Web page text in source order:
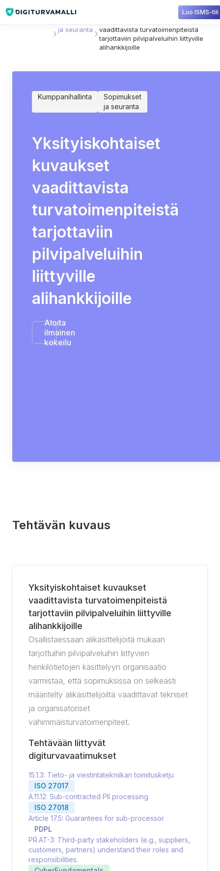
Luo ISMS-tili
ja seuranta
Yksityiskohtaiset kuvaukset
vaadittavista turvatoimenpiteistä
tarjottaviin pilvipalveluihin liittyville
alihankkijoille
Kumppanihallinta
Sopimukset
ja seuranta
Yksityiskohtaiset
kuvaukset
vaadittavista
turvatoimenpiteistä
tarjottaviin
pilvipalveluihin
liittyville
alihankkijoille
Aloita
ilmainen
kokeilu
Tehtävän kuvaus
Yksityiskohtaiset kuvaukset
vaadittavista turvatoimenpiteistä
tarjottaviin pilvipalveluihin liittyville
alihankkijoille
Osallistaessaan alikäsittelijöitä mukaan
tarjottuihin pilvipalveluihin liittyvien
henkilötietojen käsittelyyn organisaatio
varmistaa, että sopimuksissa on selkeästi
määritelty alikäsittelijöiltä vaadittavat tekniset
ja organisatoriset
vähimmäisturvatoimenpiteet.
Tehtävään liittyvät
digiturvavaatimukset
15.1.3: Tieto- ja viestintätekniikan toimitusketju
ISO 27017
A.11.12: Sub-contracted PII processing
ISO 27018
Article 17.5: Guarantees for sub-processor
PDPL
PR.AT-3: Third-party stakeholders (e.g., suppliers,
customers, partners) understand their roles and
responsibilities.